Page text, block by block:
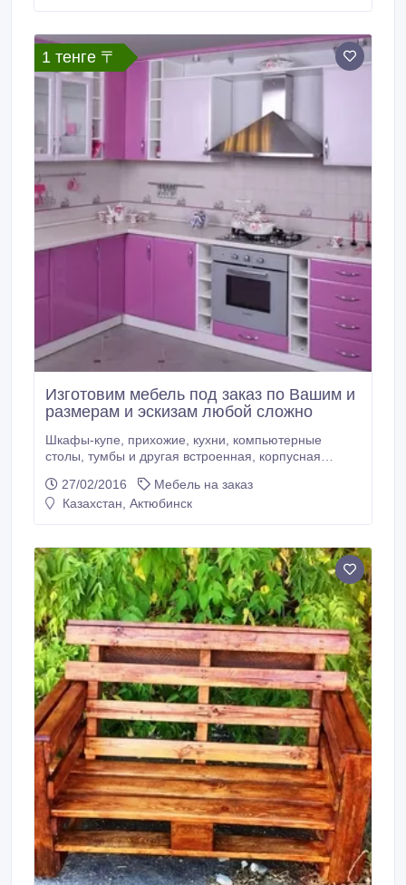
1 тенге 〒
Изготовим мебель под заказ по Вашим и
размерам и эскизам любой сложно
Шкафы-купе, прихожие, кухни, компьютерные
столы, тумбы и другая встроенная, корпусная
Зачем переплачивать?! Обращайтесь к нам! Выезд
замерщика с образцами материалов и каталогом
27/02/2016
Мебель на заказ
Казахстан, Актюбинск